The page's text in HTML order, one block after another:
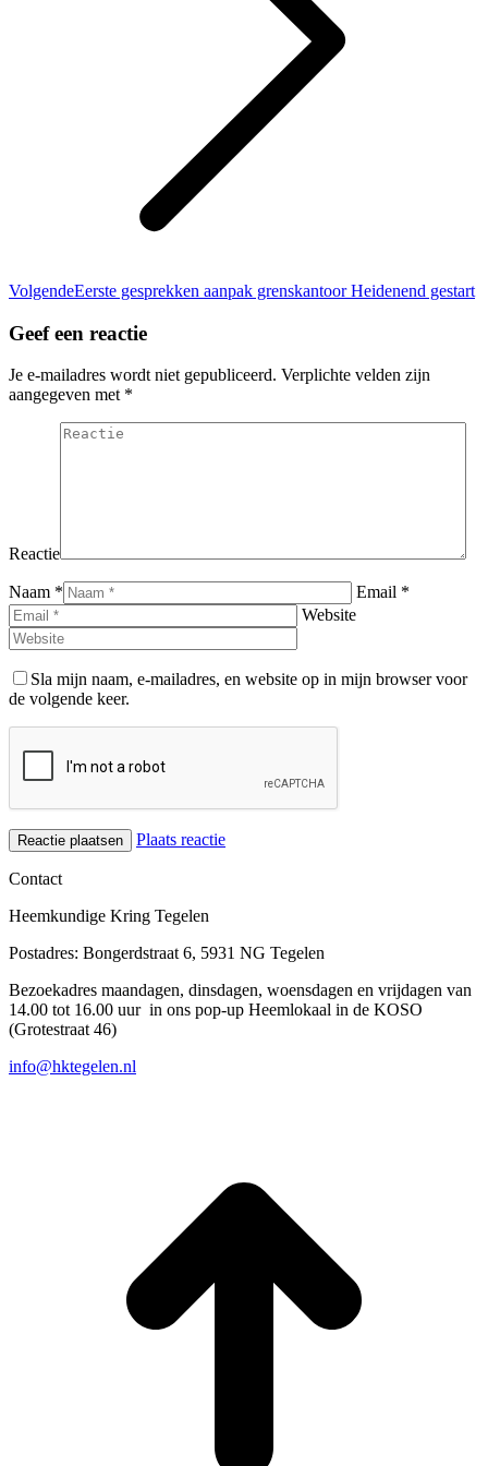
VolgendeVolgend
Eerste gesprekken aanpak grenskantoor Heidenend gestart
Geef een reactie
Je e-mailadres wordt niet gepubliceerd. Verplichte velden zijn
aangegeven met *
Reactie
Naam *
Email *
Website
Sla mijn naam, e-mailadres, en website op in mijn browser voor
de volgende keer.
Plaats reactie
Contact
Heemkundige Kring Tegelen
Postadres: Bongerdstraat 6, 5931 NG Tegelen
Bezoekadres maandagen, dinsdagen, woensdagen en vrijdagen van
14.00 tot 16.00 uur in ons pop-up Heemlokaal in de KOSO
(Grotestraat 46)
info@hktegelen.nl